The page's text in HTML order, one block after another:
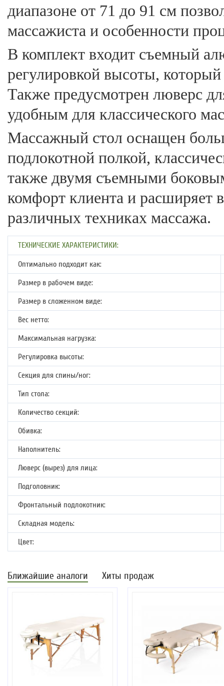
диапазоне от 71 до 91 см
массажиста и особенности
В комплект входит съемный
регулировкой высоты, который
Также предусмотрен люверс
удобным для классического
Массажный стол оснащен
подлокотной полкой,
также двумя съемными
комфорт клиента и расширяет
различных техниках массажа.
ТЕХНИЧЕСКИЕ ХАРАКТЕРИСТИКИ:
Оптимально подходит как:
Размер в рабочем виде:
Размер в сложенном виде:
Вес нетто:
Максимальная нагрузка:
Регулировка высоты:
Секция для спины/ног:
Тип стола:
Количество секций:
Обивка:
Наполнитель:
Люверс (вырез) для лица:
Подголовник:
Фронтальный подлокотник:
Складная модель:
Цвет:
Ближайшие аналоги Хиты продаж